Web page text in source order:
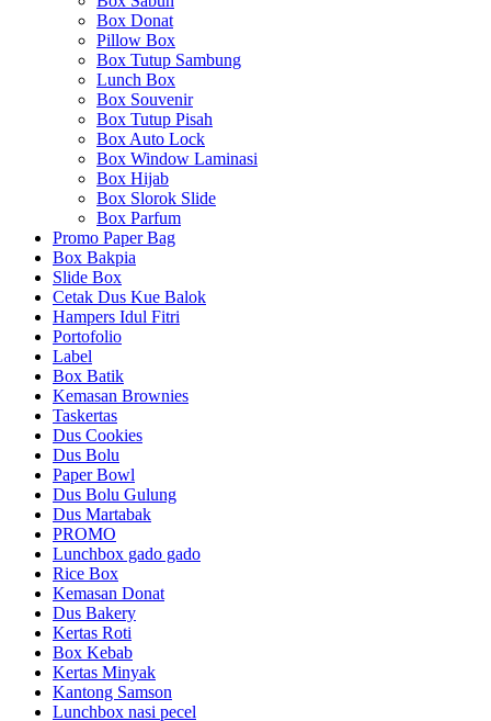
Box Donat
Pillow Box
Box Tutup Sambung
Lunch Box
Box Souvenir
Box Tutup Pisah
Box Auto Lock
Box Window Laminasi
Box Hijab
Box Slorok Slide
Box Parfum
Promo Paper Bag
Box Bakpia
Slide Box
Cetak Dus Kue Balok
Hampers Idul Fitri
Portofolio
Label
Box Batik
Kemasan Brownies
Taskertas
Dus Cookies
Dus Bolu
Paper Bowl
Dus Bolu Gulung
Dus Martabak
PROMO
Lunchbox gado gado
Rice Box
Kemasan Donat
Dus Bakery
Kertas Roti
Box Kebab
Kertas Minyak
Kantong Samson
Lunchbox nasi pecel